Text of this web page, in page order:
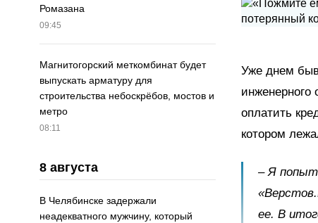
Ромазана
09:45
Магнитогорский меткомбинат будет
выпускать арматуру для
строительства небоскрёбов, мостов и
метро
08:11
8 августа
В Челябинске задержали
неадекватного мужчину, который
Уже днем
инженерного
оплатить
котором
– Я
ее. В